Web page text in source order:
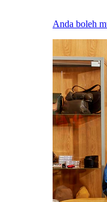
Anda boleh